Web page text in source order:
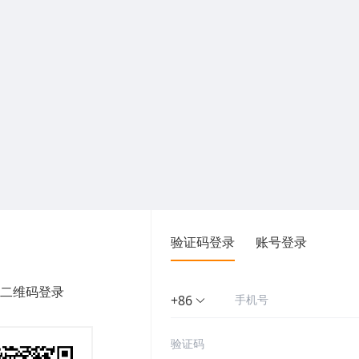
维码登录
验证码登录 账号登录
+86